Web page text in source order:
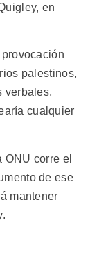
en
palestinos,
verbales,
cualquier
ONU corre el
de ese
mantener